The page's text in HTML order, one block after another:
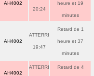
AH4002
20:24
heure et 19
minutes
AH4002
ATTERRI
19:47
Retard de 1
heure et 37
minutes
AH4002
ATTERRI Retard de 4